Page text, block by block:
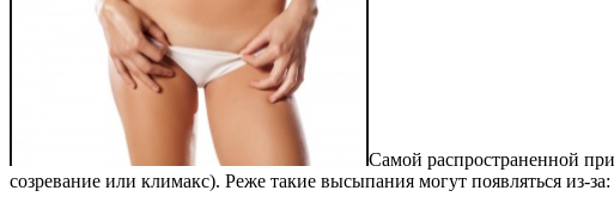
Самой распространенной
созревание или климакс). Реже такие высыпания могут появляться из-за: